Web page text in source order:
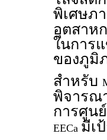
พิเศษภ
อุตสาห
ในการ
ของภูมิ
สำหรับ
พิจารณ
การศูน
EECa มีเ